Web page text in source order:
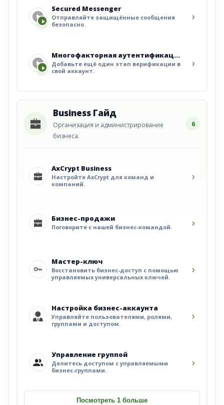
Secured Messenger
Отправляйте защищённые сообщения
безопасно.
›
Многофакторная аутентификация (MFA)
Добавьте ещё один этап верификации в
свой аккаунт.
›
Business Гайд
Организация и администрирование
бизнеса.
6
AxCrypt Business
Настройте AxCrypt для команд и
компаний.
›
Бизнес-продажи
Поговорите с нашей бизнес-командой. ›
Мастер-ключ
Восстановить бизнес-доступ с помощью
управляемых универсальных ключей.
›
Настройка бизнес-аккаунта
Управляйте пользователями, ролями,
группами и доступом.
›
Управление группой
Делитесь доступом с управляемыми
бизнес-группами.
›
Посмотреть 1 больше